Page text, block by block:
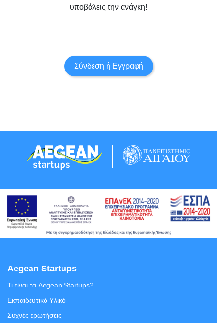
υποβάλεις την ανάγκη!
Σύνδεση ή Εγγραφή
Aegean Startups
Τι είναι τα Aegean Startups?
Εκπαιδευτικό Υλικό
Συχνές ερωτήσεις